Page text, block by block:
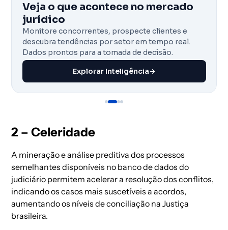
Veja o que acontece no mercado
jurídico
Monitore concorrentes, prospecte clientes e
descubra tendências por setor em tempo real.
Dados prontos para a tomada de decisão.
Explorar Inteligência
2 – Celeridade
A mineração e análise preditiva dos processos
semelhantes disponíveis no banco de dados do
judiciário permitem acelerar a resolução dos conflitos,
indicando os casos mais suscetíveis a acordos,
aumentando os níveis de conciliação na Justiça
brasileira.